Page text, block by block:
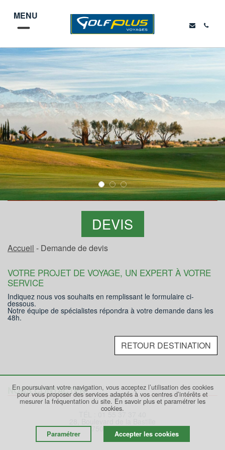
MENU
DEVIS
Accueil - Demande de devis
VOTRE PROJET DE VOYAGE, UN EXPERT À VOTRE
SERVICE
Indiquez nous vos souhaits en remplissant le formulaire ci-
dessous.
Notre équipe de spécialistes répondra à votre demande dans les
48h.
RETOUR DESTINATION
NOUS CONTACTER
75012 PARIS
En poursuivant votre navigation, vous acceptez l’utilisation des cookies
pour vous proposer des services adaptés à vos centres d’intérêts et
mesurer la fréquentation du site. En savoir plus et paramétrer les
cookies.
Paramétrer Accepter les cookies